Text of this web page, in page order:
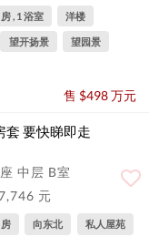
, 1 浴室 洋楼
望开扬景 望园景
售 $498 万元
套 要快睇即走
中层 B室
元
向东北 私人屋苑